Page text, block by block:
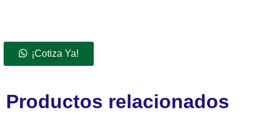
¡Cotiza Ya!
Productos relacionados